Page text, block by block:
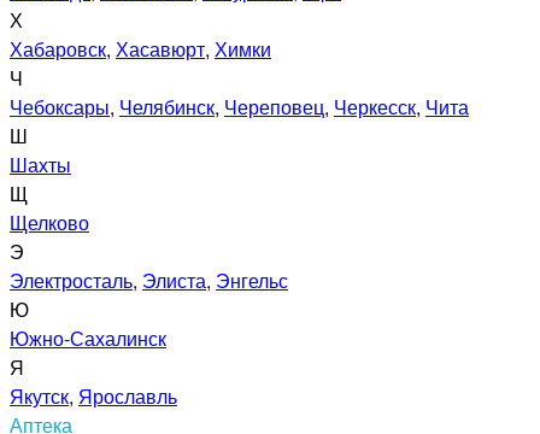
Х
Хабаровск, Хасавюрт, Химки
Ч
Чебоксары, Челябинск, Череповец, Черкесск, Чита
Ш
Шахты
Щ
Щелково
Э
Электросталь, Элиста, Энгельс
Ю
Южно-Сахалинск
Я
Якутск, Ярославль
Аптека